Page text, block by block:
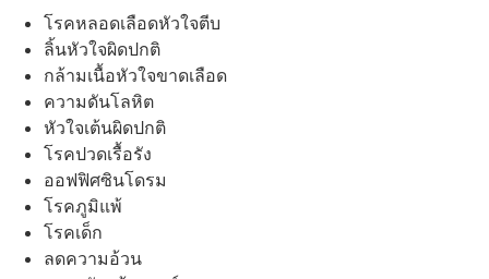
โรคหลอดเลือดหัวใจตีบ
ลิ้นหัวใจผิดปกติ
กล้ามเนื้อหัวใจขาดเลือด
ความดันโลหิต
หัวใจเต้นผิดปกติ
โรคปวดเรื้อรัง
ออฟฟิศซินโดรม
โรคภูมิแพ้
โรคเด็ก
ลดความอ้วน